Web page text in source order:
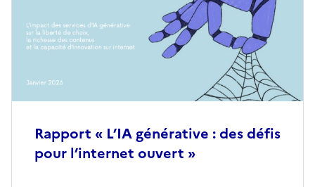
Rapport « L’IA générative : des défis
pour l’internet ouvert »